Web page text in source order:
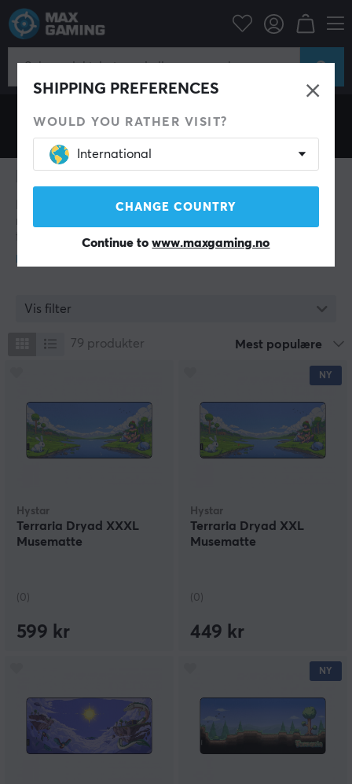
SHIPPING PREFERENCES
WOULD YOU RATHER VISIT?
International
CHANGE COUNTRY
Continue towww.maxgaming.no
Hystar
Hystar er et merke som spesialiserer seg på
musematter med fokus på kvalitet, holdbarhet og
funksjonell design. Sortimentet kjennetegnes av
premiummaterialer, nøye håndverk og en
konstruksjonsstandard som møter høye krav fra både
moderne arbeids- og spillmiljøer. Hystars musematter
skrivebordsoppsett med en glatt, vannavvisende
valg for forbrukere som prioriterer ytelse, ergonomi og
hos MaxGaming.
Vis filter
79 produkter Mest populære
Hystar
Terraria Dryad XXXL
Musematte
(0)
599 kr
NY
Hystar
Terraria Dryad XXL
Musematte
(0)
449 kr
NY